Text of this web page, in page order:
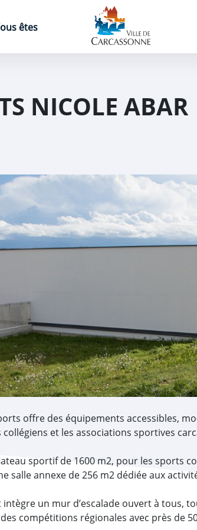
êtes
Page d'accueil
NICOLE ABAR
offre des équipements accessibles,
et les associations sportives
sportif de 1600 m2, pour les sports
salle annexe de 256 m2 dédiée aux
un mur d’escalade ouvert à tous,
compétitions régionales avec près de